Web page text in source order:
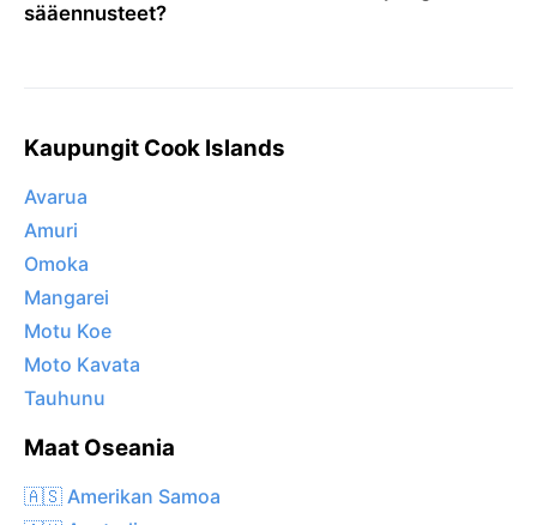
sääennusteet?
Kaupungit Cook Islands
Avarua
Amuri
Omoka
Mangarei
Motu Koe
Moto Kavata
Tauhunu
Maat Oseania
🇦🇸 Amerikan Samoa